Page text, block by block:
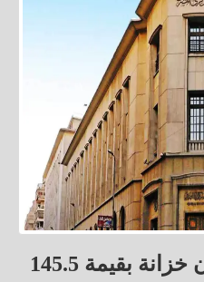
البنك المركزي يبيع أذون خزانة بقيمة 145.5